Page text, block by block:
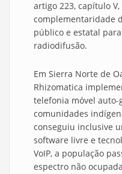
artigo 223, capítulo
complementaridade
público e estatal
radiodifusão.
Em Sierra Norte de
Rhizomatica
telefonia móvel
comunidades
conseguiu inclusive
software livre e
VoIP, a população
espectro não